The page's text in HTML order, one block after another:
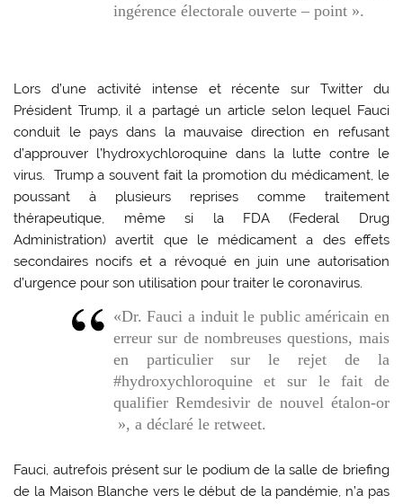
ingérence électorale ouverte – point ».
Lors d’une activité intense et récente sur Twitter du
Président Trump, il a partagé un article selon lequel Fauci
conduit le pays dans la mauvaise direction en refusant
d’approuver l’hydroxychloroquine dans la lutte contre le
virus. Trump a souvent fait la promotion du médicament, le
poussant à plusieurs reprises comme traitement
thérapeutique, même si la FDA (Federal Drug
Administration) avertit que le médicament a des effets
secondaires nocifs et a révoqué en juin une autorisation
d’urgence pour son utilisation pour traiter le coronavirus.
«Dr. Fauci a induit le public américain en
erreur sur de nombreuses questions, mais
en particulier sur le rejet de la
#hydroxychloroquine et sur le fait de
qualifier Remdesivir de nouvel étalon-or
», a déclaré le retweet.
Fauci, autrefois présent sur le podium de la salle de briefing
de la Maison Blanche vers le début de la pandémie, n’a pas